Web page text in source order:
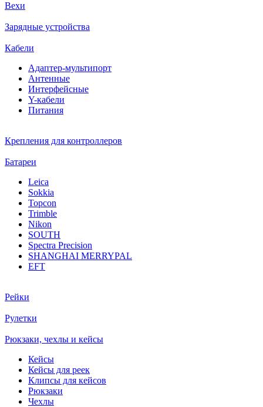
Вехи
Зарядные устройства
Кабели
Адаптер-мультипорт
Антенные
Интерфейсные
Y-кабели
Питания
Крепления для контроллеров
Батареи
Leica
Sokkia
Topcon
Trimble
Nikon
SOUTH
Spectra Precision
SHANGHAI MERRYPAL
EFT
Рейки
Рулетки
Рюкзаки, чехлы и кейсы
Кейсы
Кейсы для реек
Клипсы для кейсов
Рюкзаки
Чехлы